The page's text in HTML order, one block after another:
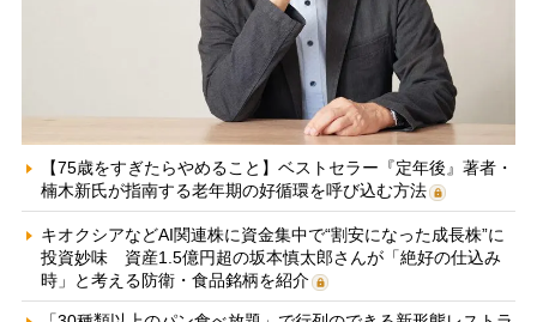
【75歳をすぎたらやめること】ベストセラー『定年後』著者・
楠木新氏が指南する老年期の好循環を呼び込む方法
キオクシアなどAI関連株に資金集中で“割安になった成長株”に
投資妙味 資産1.5億円超の坂本慎太郎さんが「絶好の仕込み
時」と考える防衛・食品銘柄を紹介